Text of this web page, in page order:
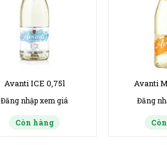
Avanti ICE 0,75l
Đăng nhập xem giá
Còn hàng
Avanti
Đăng